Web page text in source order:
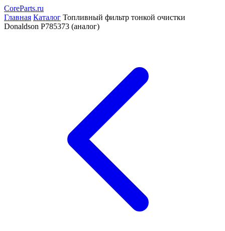
CoreParts.ru
Главная Каталог Топливный фильтр тонкой очистки
Donaldson P785373 (аналог)